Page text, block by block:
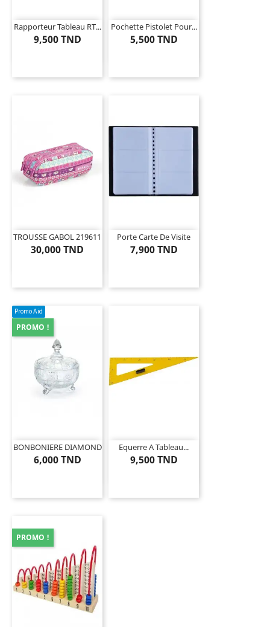
Rapporteur Tableau RT...
9,500 TND
Pochette Pistolet Pour...
5,500 TND
TROUSSE GABOL 219611
30,000 TND
Porte Carte De Visite
7,900 TND
Promo Aid
BONBONIERE DIAMOND
6,000 TND
PROMO !
Equerre A Tableau...
9,500 TND
PROMO !